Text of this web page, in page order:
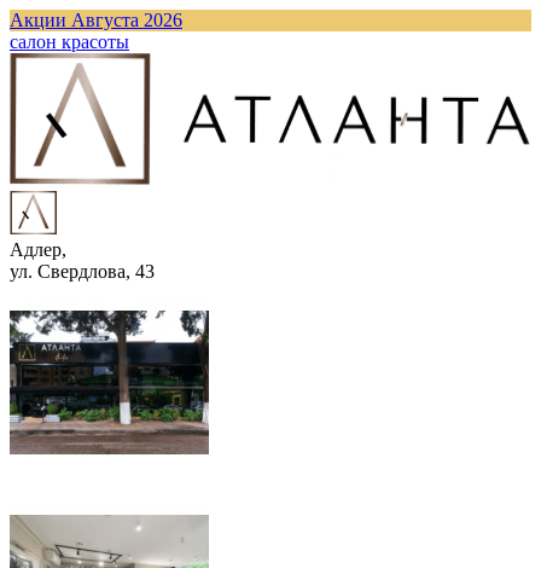
Акции Августа 2026
cалон красоты
Адлер,
ул. Свердлова, 43